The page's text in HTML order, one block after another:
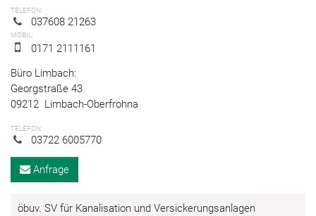
TELEFON:
037608 21263
MOBIL:
0171 2111161
Büro Limbach:
Georgstraße 43
09212 Limbach-Oberfrohna
TELEFON:
03722 6005770
Anfrage
öbuv. SV für Kanalisation und Versickerungsanlagen